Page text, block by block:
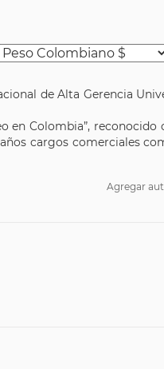
de Alta Gerencia
en Colombia”, reconocido
cargos comerciales
Agregar